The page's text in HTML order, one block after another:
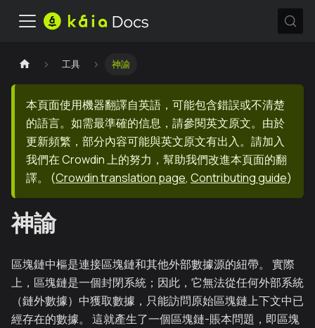
工具 神諭
本頁面使用機器翻譯自英語，可能包含錯誤或不清楚
的語言。如需最準確的信息，請參閱英文原文。由於
更新頻繁，部分內容可能與英文原文有出入。請加入
我們在 Crowdin 上的努力，幫助我們改進本頁面的翻
譯。
(Crowdin translation page, Contributing guide)
神諭
區塊鏈中樞是連接區塊鏈和其他外部數據源的紐帶。 實際
上，區塊鏈是一個封閉系統；因此，它無法從任何外部系統
（鏈外數據）中獲取數據，只能訪問原始區塊鏈上下文中已
經存在的數據。 這就產生了一個區塊鏈-賬本問題，即區塊